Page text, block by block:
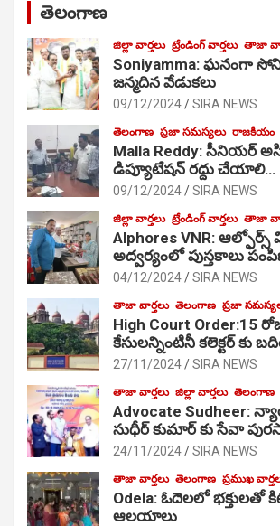
తెలంగాణ
జిల్లా వార్తలు ట్రేండింగ్ వార్తలు తాజా
Soniyamma: ఘ‌నంగా
జ‌న్మ‌దిన వేడుక‌లు
09/12/2024 SIRA NEWS
తెలంగాణ ప్రజా సమస్యలు రాజకీయం
Malla Reddy: సీనియర్
డిప్యూటేషన్ రద్దు చేయాలి…
09/12/2024 SIRA NEWS
జిల్లా వార్తలు ట్రేండింగ్ వార్తలు తాజా
Alphores VNR:
అద్వర్యంలో పుస్తకాలు
04/12/2024 SIRA NEWS
తాజా వార్తలు తెలంగాణ ప్రజా
High Court Order:15
కేసులన్నింటినీ కలెక్టర్ కు
27/11/2024 SIRA NEWS
తాజా వార్తలు జిల్లా వార్తలు తెలంగాణ
Advocate Sudheer:
సుధీర్ కుమార్ కు సేవా
24/11/2024 SIRA NEWS
తాజా వార్తలు తెలంగాణ ప్రముఖ
Odela: ఓదెల‌లో భక్తులతో
ఆల‌యాలు